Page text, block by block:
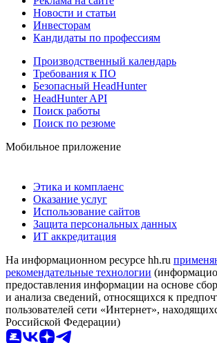
Новости и статьи
Инвесторам
Кандидаты по профессиям
Производственный календарь
Требования к ПО
Безопасный HeadHunter
HeadHunter API
Поиск работы
Поиск по резюме
Мобильное приложение
Этика и комплаенс
Оказание услуг
Использование сайтов
Защита персональных данных
ИТ аккредитация
На информационном ресурсе hh.ru
рекомендательные технологии
предоставления информации на основе
и анализа сведений, относящихся к
пользователей сети «Интернет»,
Российской Федерации)